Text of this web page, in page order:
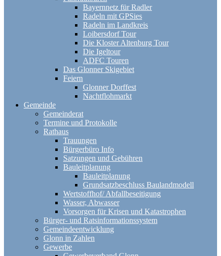
Bayernnetz für Radler
Radeln mit GPSies
Radeln im Landkreis
Loibersdorf Tour
Die Kloster Altenburg Tour
Die Igeltour
ADFC Touren
Das Glonner Skigebiet
Feiern
Glonner Dorffest
Nachtflohmarkt
Gemeinde
Gemeinderat
Termine und Protokolle
Rathaus
Trauungen
Bürgerbüro Info
Satzungen und Gebühren
Bauleitplanung
Bauleitplanung
Grundsatzbeschluss Baulandmodell
Wertstoffhof/ Abfallbeseitigung
Wasser, Abwasser
Vorsorgen für Krisen und Katastrophen
Bürger- und Ratsinformationssystem
Gemeindeentwicklung
Glonn in Zahlen
Gewerbe